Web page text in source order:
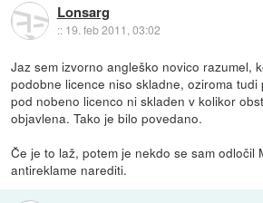
Lonsarg
:: 19. feb 2011, 03:02
Jaz sem izvorno angleško novico razumel,
podobne licence niso skladne, oziroma
pod nobeno licenco ni skladen v kolikor
objavlena. Tako je bilo povedano.
Če je to laž, potem je nekdo se sam odločil
antireklame narediti.